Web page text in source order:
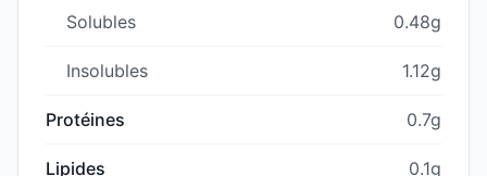
Solubles 0.48g
Insolubles 1.12g
Protéines 0.7g
Lipides 0.1g